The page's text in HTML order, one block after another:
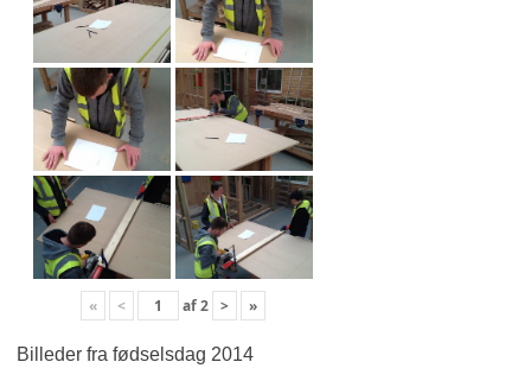
« < af2 > »
Billeder fra fødselsdag 2014